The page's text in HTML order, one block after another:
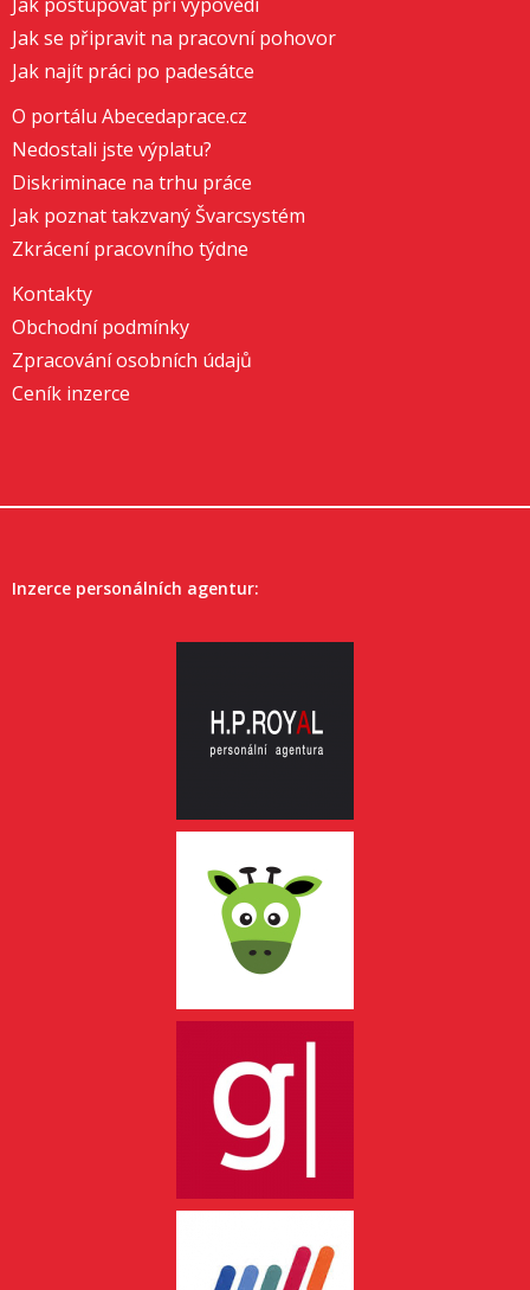
Jak se připravit na pracovní pohovor
Jak najít práci po padesátce
O portálu Abecedaprace.cz
Nedostali jste výplatu?
Diskriminace na trhu práce
Jak poznat takzvaný Švarcsystém
Zkrácení pracovního týdne
Kontakty
Obchodní podmínky
Zpracování osobních údajů
Ceník inzerce
Inzerce personálních agentur: